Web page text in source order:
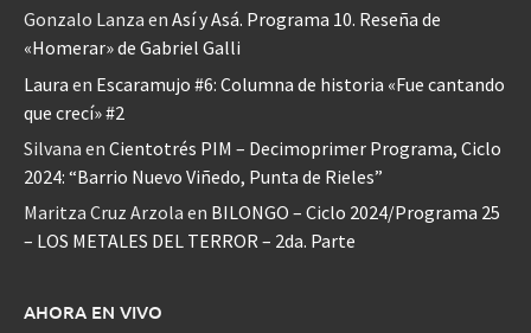
Gonzalo Lanza en Así y Asá. Programa 10. Reseña de
«Homerar» de Gabriel Galli
Laura en Escaramujo #6: Columna de historia «Fue cantando
que crecí» #2
Silvana en Cientotrés PIM – Decimoprimer Programa, Ciclo
2024: “Barrio Nuevo Viñedo, Punta de Rieles”
Maritza Cruz Arzola en BILONGO – Ciclo 2024/Programa 25
– LOS METALES DEL TERROR – 2da. Parte
AHORA EN VIVO